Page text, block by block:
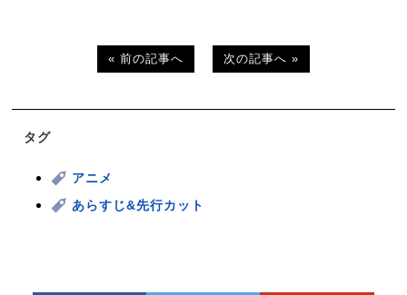
« 前の記事へ 次の記事へ »
タグ
アニメ
あらすじ&先行カット